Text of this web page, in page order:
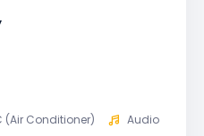
(Air Conditioner)
Audio